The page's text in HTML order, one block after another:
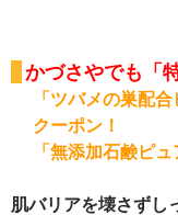
かづさやでも「
「ツバメの巣配
クーポン！
「無添加石鹸ピ
肌バリアを壊さずし